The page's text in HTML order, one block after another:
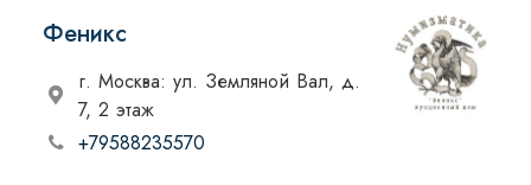
Феникс
г. Москва: ул. Земляной Вал, д.
7, 2 этаж
+79588235570